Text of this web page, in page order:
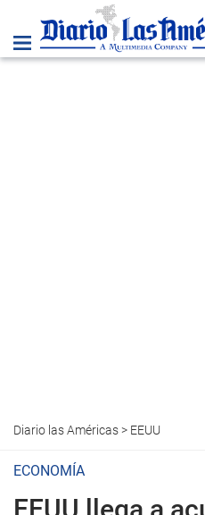
Diario las Américas> EEUU
ECONOMÍA